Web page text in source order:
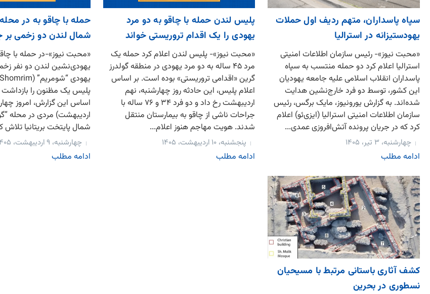
سپاه پاسداران، متهم ردیف اول حملات
یهودستیزانه در استرالیا
«محبت نیوز»- رئیس سازمان اطلاعات امنیتی
استرالیا اعلام کرد دو حمله منتسب به سپاه
پاسداران انقلاب اسلامی علیه جامعه یهودیان
این کشور، توسط دو فرد خارج‌نشین هدایت
شده‌اند. به گزارش یورونیوز، مایک برگس، رئیس
سازمان اطلاعات امنیتی استرالیا (ایزی‌ئو) اعلام
کرد که در جریان پرونده آتش‌افروزی عمدی...
چهارشنبه، ۳ تیر، ۱۴۰۵
ادامه مطلب
پلیس لندن حمله با چاقو به دو مرد
یهودی را یک اقدام تروریستی خواند
«محبت نیوز»- پلیس لندن اعلام کرد حمله یک
مرد ۴۵ ساله به دو مرد یهودی در منطقه گولدرز
گرین «اقدامی تروریستی» بوده است. بر اساس
اعلام پلیس، این حادثه روز چهارشنبه، نهم
اردیبهشت رخ داد و دو فرد ۳۴ و ۷۶ ساله با
جراحات ناشی از چاقو به بیمارستان منتقل
شدند. هویت مهاجم هنوز اعلام...
پنجشنبه، ۱۰ اردیبهشت، ۱۴۰۵
ادامه مطلب
حمله با چاقو به در
شمال لندن دو زخمی
«محبت نیوز»-در حمله با
یهودی‌نشین لندن دو نفر
پلیس یک مظنون را
اردیبهشت) مردی در محله
شمال پایتخت بریتانیا تلاش
چهارشنبه، ۹ اردیبهشت، ۱۴۰۵
ادامه مطلب
کشف آثاری باستانی مرتبط با مسیحیان
نسطوری در بحرین